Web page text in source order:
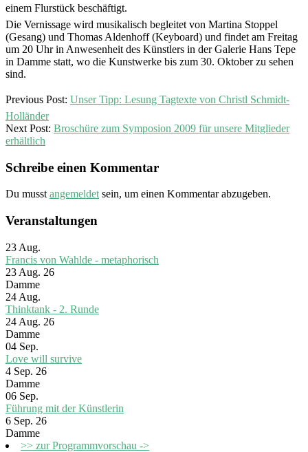
einem Flurstück beschäftigt.
Die Vernissage wird musikalisch begleitet von Martina Stoppel
(Gesang) und Thomas Aldenhoff (Keyboard) und findet am Freitag
um 20 Uhr in Anwesenheit des Künstlers in der Galerie Hans Tepe
in Damme statt, wo die Kunstwerke bis zum 30. Oktober zu sehen
sind.
2009-
17
Previous Post: Unser Tipp: Lesung Tagtexte von Christl Schmidt-
Holländer
Next Post: Broschüre zum Symposion 2009 für unsere Mitglieder
erhältlich
Schreibe einen Kommentar
Du musst angemeldet sein, um einen Kommentar abzugeben.
Veranstaltungen
23 Aug.
Francis von Wahlde - metaphorisch
23 Aug. 26
Damme
24 Aug.
Thinktank - 2. Runde
24 Aug. 26
Damme
04 Sep.
Love will survive
4 Sep. 26
Damme
06 Sep.
Führung mit der Künstlerin
6 Sep. 26
Damme
>> zur Programmvorschau ->